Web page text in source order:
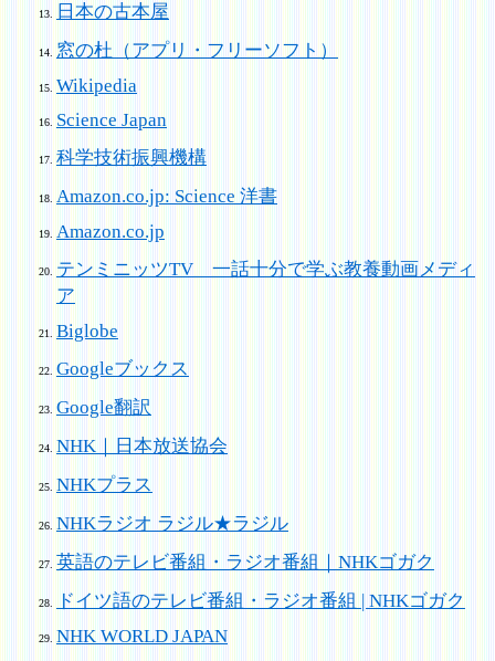
日本の古本屋
窓の杜（アプリ・フリーソフト）
Wikipedia
Science Japan
科学技術振興機構
Amazon.co.jp: Science 洋書
Amazon.co.jp
テンミニッツTV 一話十分で学ぶ教養動画メディ
ア
Biglobe
Googleブックス
Google翻訳
NHK｜日本放送協会
NHKプラス
NHKラジオ ラジル★ラジル
英語のテレビ番組・ラジオ番組｜NHKゴガク
ドイツ語のテレビ番組・ラジオ番組 | NHKゴガク
NHK WORLD JAPAN